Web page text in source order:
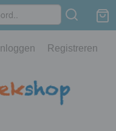
Inloggen Registreren